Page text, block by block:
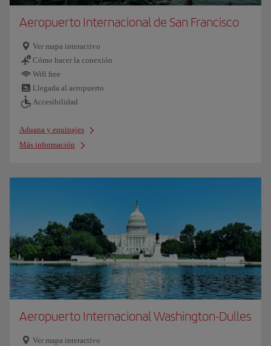
Aeropuerto Internacional de San Francisco
Ver mapa interactivo
Cómo hacer la conexión
Wifi free
Llegada al aeropuerto
Accesibilidad
Aduana y equipajes
Más información
Aeropuerto Internacional Washington-Dulles
Ver mapa interactivo